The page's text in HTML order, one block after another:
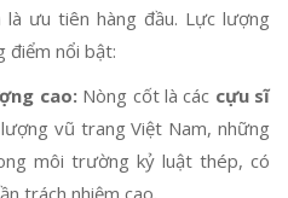
ưu tiên hàng đầu. Lực lượng
điểm nổi bật:
cao:Nòng cốt là các cựu sĩ
vũ trang Việt Nam, những
môi trường kỷ luật thép, có
trách nhiệm cao.